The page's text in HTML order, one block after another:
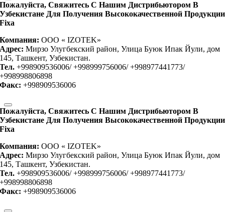
Пожалуйста, Свяжитесь С Нашим Дистрибьютором В
Узбекистане Для Получения Высококачественной Продукции
Fixa
Компания: OOO « IZOTEK»
Адрес: Мирзо Улугбекский район, Улица Буюк Ипак Йули, дом
145, Ташкент, Узбекистан.
Тел. +998909536006/ +998999756006/ +998977441773/
+998998806898
Факс: +998909536006
Пожалуйста, Свяжитесь С Нашим Дистрибьютором В
Узбекистане Для Получения Высококачественной Продукции
Fixa
Компания: OOO « IZOTEK»
Адрес: Мирзо Улугбекский район, Улица Буюк Ипак Йули, дом
145, Ташкент, Узбекистан.
Тел. +998909536006/ +998999756006/ +998977441773/
+998998806898
Факс: +998909536006